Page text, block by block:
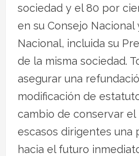
sociedad y el 80 por
en su Consejo Nacional
Nacional, incluida su
de la misma sociedad.
asegurar una
modificación de
cambio de conservar
escasos dirigentes una
hacia el futuro